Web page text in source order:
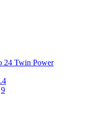
24 Twin Power
9